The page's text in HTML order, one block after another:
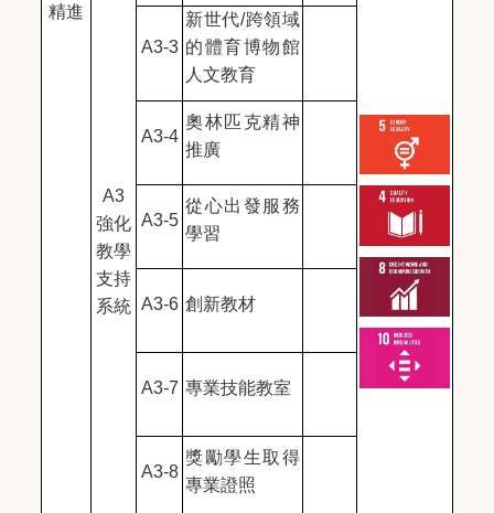
精進
A3
強化
教學
支持
系統
A3-3
新世代/跨領域
的體育博物館
人文教育
A3-4
奧林匹克精神
推廣
A3-5
從心出發服務
學習
A3-6 創新教材
A3-7 專業技能教室
A3-8
獎勵學生取得
專業證照